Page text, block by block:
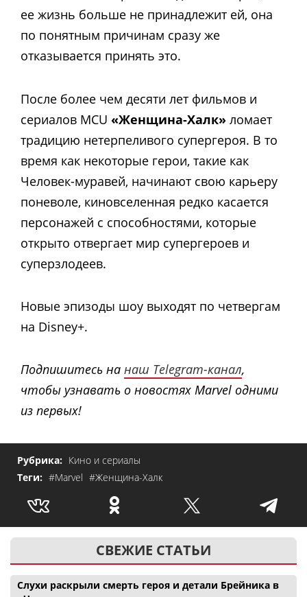
ее жизнь больше не принадлежит ей, она
по понятным причинам сразу же
отказывается принять это.
После более чем десяти лет фильмов и
сериалов MCU «Женщина-Халк» ломает
традицию нетерпеливого супергероя. В то
время как некоторые герои, такие как
Человек-муравей, начинают свою карьеру
поневоле, киновселенная редко касается
персонажей с способностями, которые
открыто отвергает мир супергероев и
суперзлодеев.
Новые эпизоды шоу выходят по четвергам
на Disney+.
Подпишитесь на наш Telegram-канал,
чтобы узнавать о новостях Marvel одними
из первых!
Рубрика: Кино и сериалы
Теги: #Marvel #Женщина-Халк
СВЕЖИЕ СТАТЬИ
Слухи раскрыли смерть героя и детали Брейника в